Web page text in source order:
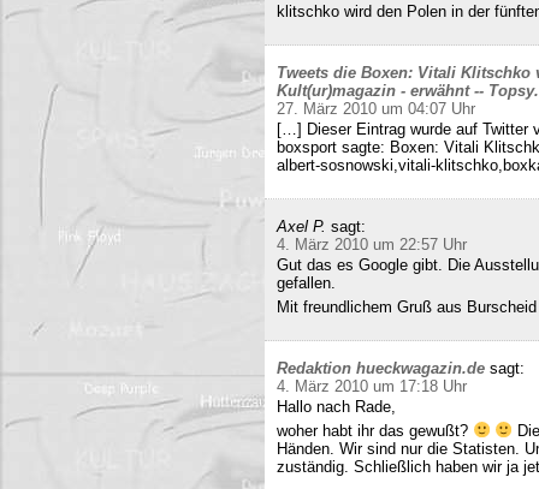
klitschko wird den Polen in der
Tweets die Boxen: Vitali Klitschko
Kult(ur)magazin - erwähnt --
27. März 2010 um 04:07 Uhr
[…] Dieser Eintrag wurde auf Twitter
boxsport sagte: Boxen: Vitali
albert-sosnowski,vitali-
Axel P. sagt:
4. März 2010 um 22:57 Uhr
Gut das es Google gibt. Die
gefallen.
Mit freundlichem Gruß aus Burscheid
Redaktion hueckwagazin.de sagt:
4. März 2010 um 17:18 Uhr
Hallo nach Rade,
woher habt ihr das gewußt?
Händen. Wir sind nur die Statisten.
zuständig. Schließlich haben wir ja